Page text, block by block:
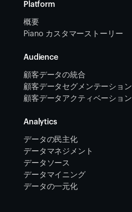
Platform
概要
Piano カスタマーストーリー
Audience
顧客データの統合
顧客データセグメンテーション
顧客データアクティベーション
Analytics
データの民主化
データマネジメント
データソース
データマイニング
データの一元化